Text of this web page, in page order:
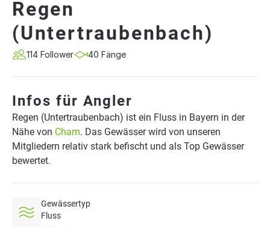
Regen
(Untertraubenbach)
114 Follower 40 Fänge
Infos für Angler
Regen (Untertraubenbach) ist ein Fluss in Bayern in der
Nähe von Cham. Das Gewässer wird von unseren
Mitgliedern relativ stark befischt und als Top Gewässer
bewertet.
Gewässertyp
Fluss